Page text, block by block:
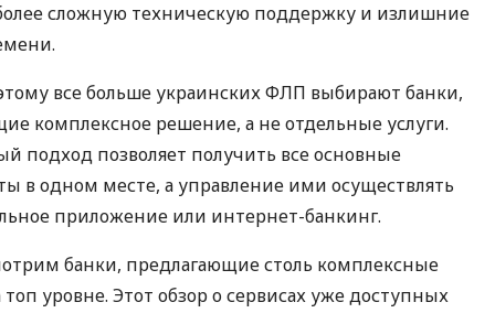
сложную техническую поддержку и излишние
все больше украинских ФЛП выбирают банки,
комплексное решение, а не отдельные услуги.
подход позволяет получить все основные
в одном месте, а управление ими осуществлять
приложение или интернет-банкинг.
банки, предлагающие столь комплексные
уровне. Этот обзор о сервисах уже доступных